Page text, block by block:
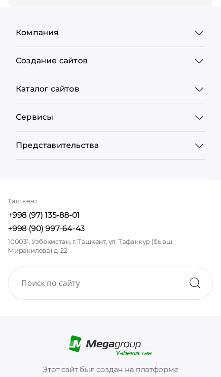
Этот сайт был создан на платформе
Компания
Создание сайтов
Каталог сайтов
Сервисы
Представительства
Ташкент
+998 (97) 135-88-01
+998 (90) 997-64-43
100031, Узбекистан, г. Ташкент, ул. Тафаккур (бывш.
Миракилова) д. 22